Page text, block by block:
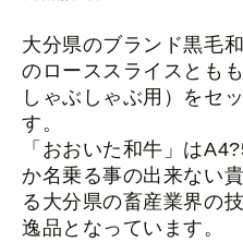
大分県のブランド黒毛
のローススライスとも
しゃぶしゃぶ用）をセ
す。
「おおいた和牛」は
か名乗る事の出来ない
る大分県の畜産業界の
逸品となっています。